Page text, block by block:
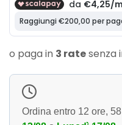
o paga in 3 ratesenza
Ordina entro 12 ore,